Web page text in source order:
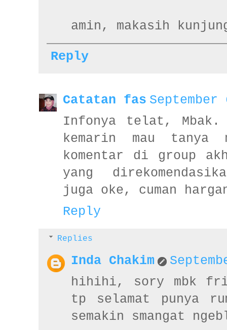
amin, makasih
Reply
Catatan fas
Infonya telat, Mbak.
kemarin mau
komentar di group
yang
juga oke, cuman
Reply
Replies
Inda Chakim
hihihi, sory mbk
tp selamat punya
semakin smangat